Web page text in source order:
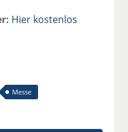
Hier kostenlos
Messe